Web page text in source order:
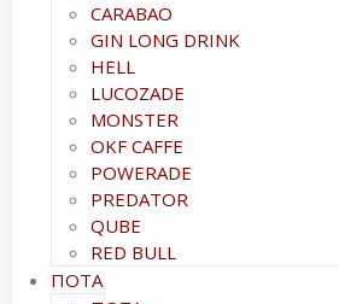
CARABAO
GIN LONG DRINK
HELL
LUCOZADE
MONSTER
OKF CAFFE
POWERADE
PREDATOR
QUBE
RED BULL
ΠΟΤΑ